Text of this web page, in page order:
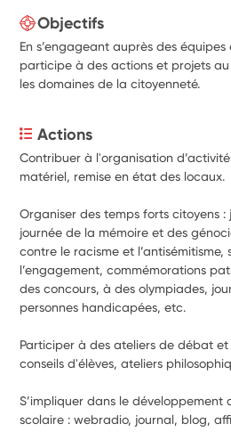
Objectifs
En s’engageant auprès des
participe à des actions et projets au
les domaines de la citoyenneté.
Actions
Contribuer à l'organisation
matériel, remise en état des locaux.
Organiser des temps forts citoyens
journée de la mémoire et des
contre le racisme et l’antisémitisme,
l’engagement, commémorations
des concours, à des olympiades,
personnes handicapées, etc.
Participer à des ateliers de débat
conseils d'élèves, ateliers
S’impliquer dans le
scolaire : webradio, journal, blog,